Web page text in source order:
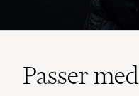
Passer med